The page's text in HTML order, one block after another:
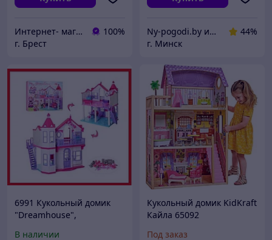
Интернет- магазин O'кей маркет
100%
г. Брест
Ny-pogodi.by интернет магазин "Ну, погоди бай"
44%
г. Минск
6991 Кукольный домик
"Dreamhouse",
В наличии
Кукольный домик KidKraft
Кайла 65092
Под заказ